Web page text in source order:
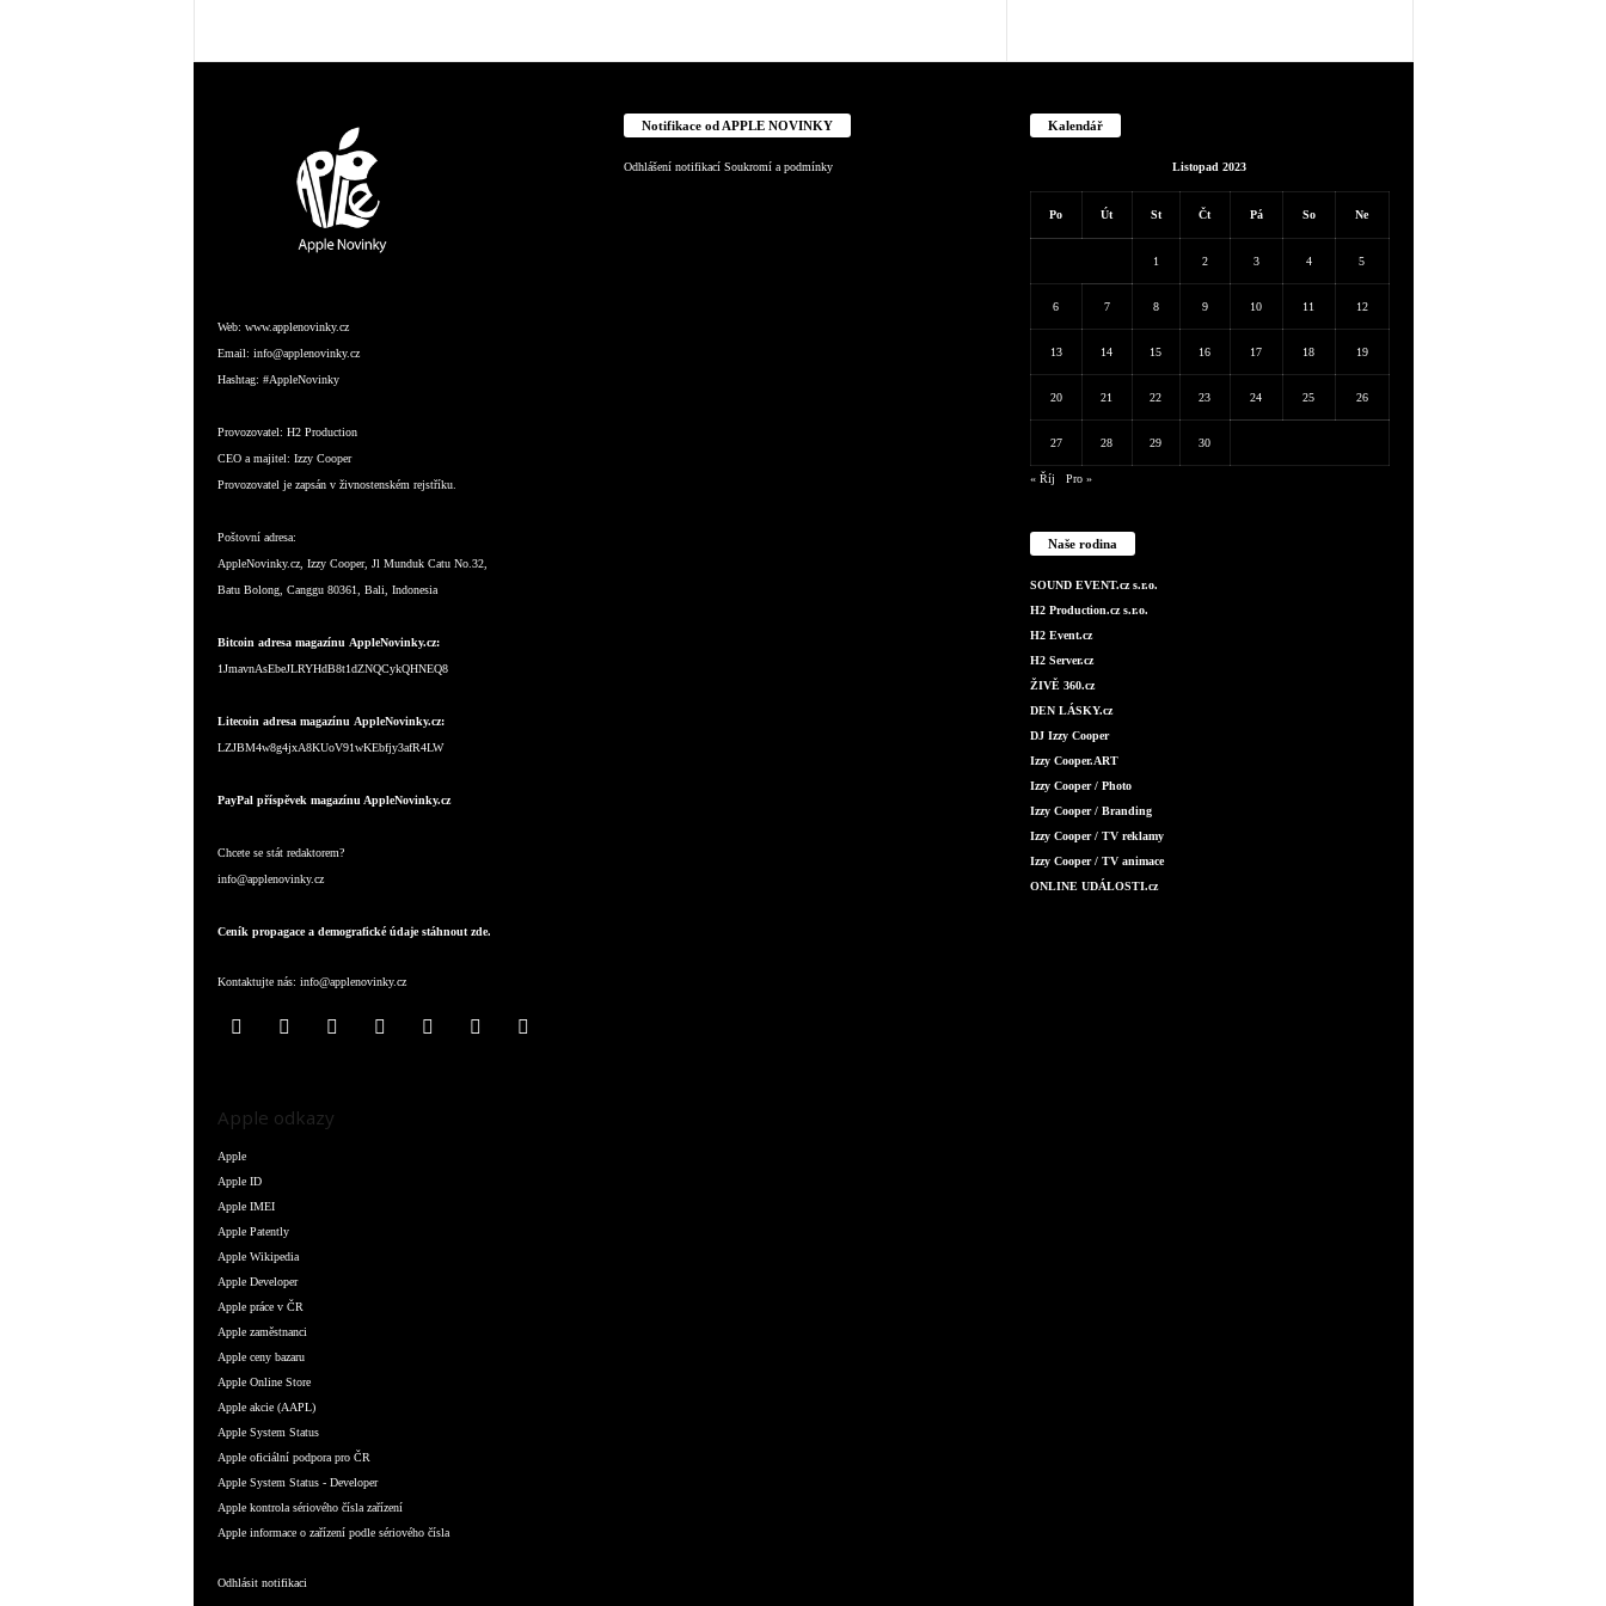
Web: www.applenovinky.cz
Email: info@applenovinky.cz
Hashtag: #AppleNovinky
Provozovatel: H2 Production
CEO a majitel: Izzy Cooper
Provozovatel je zapsán v živnostenském rejstříku.
Poštovní adresa:
AppleNovinky.cz, Izzy Cooper, Jl Munduk Catu No.32,
Batu Bolong, Canggu 80361, Bali, Indonesia
Bitcoin adresa magazínu AppleNovinky.cz:
1JmavnAsEbeJLRYHdB8t1dZNQCykQHNEQ8
Litecoin adresa magazínu AppleNovinky.cz:
LZJBM4w8g4jxA8KUoV91wKEbfjy3afR4LW
PayPal příspěvek magazínu AppleNovinky.cz
Chcete se stát redaktorem?
info@applenovinky.cz
Ceník propagace a demografické údaje stáhnout zde.
Kontaktujte nás: info@applenovinky.cz
Apple odkazy
Apple
Apple ID
Apple IMEI
Apple Patently
Apple Wikipedia
Apple Developer
Apple práce v ČR
Apple zaměstnanci
Apple ceny bazaru
Apple Online Store
Apple akcie (AAPL)
Apple System Status
Apple oficiální podpora pro ČR
Apple System Status - Developer
Apple kontrola sériového čísla zařízení
Apple informace o zařízení podle sériového čísla
Odhlásit notifikaci
Notifikace od APPLE NOVINKY
Odhlášení notifikací Soukromí a podmínky
Kalendář
Listopad 2023
Po Út St Čt Pá So Ne
1 2 3 4 5
6 7 8 9 10 11 12
13 14 15 16 17 18 19
20 21 22 23 24 25 26
27 28 29 30
« Říj Pro »
Naše rodina
SOUND EVENT.cz s.r.o.
H2 Production.cz s.r.o.
H2 Event.cz
H2 Server.cz
ŽIVĚ 360.cz
DEN LÁSKY.cz
DJ Izzy Cooper
Izzy Cooper.ART
Izzy Cooper / Photo
Izzy Cooper / Branding
Izzy Cooper / TV reklamy
Izzy Cooper / TV animace
ONLINE UDÁLOSTI.cz